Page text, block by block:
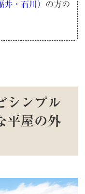
・石川） の方の
シンプル
平屋の外